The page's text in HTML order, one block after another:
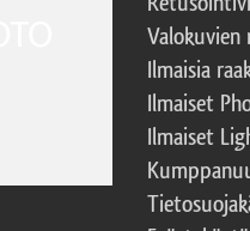
Valokuvien
Ilmaisia
Ilmaiset
Ilmaiset